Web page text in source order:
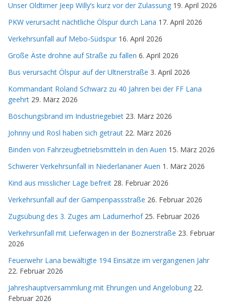
Unser Oldtimer Jeep Willy’s kurz vor der Zulassung 19. April 2026
PKW verursacht nächtliche Ölspur durch Lana 17. April 2026
Verkehrsunfall auf Mebo-Südspur 16. April 2026
Große Äste drohne auf Straße zu fallen 6. April 2026
Bus verursacht Ölspur auf der Ultnerstraße 3. April 2026
Kommandant Roland Schwarz zu 40 Jahren bei der FF Lana
geehrt 29. März 2026
Böschungsbrand im Industriegebiet 23. März 2026
Johnny und Rosl haben sich getraut 22. März 2026
Binden von Fahrzeugbetriebsmitteln in den Auen 15. März 2026
Schwerer Verkehrsunfall in Niederlananer Auen 1. März 2026
Kind aus misslicher Lage befreit 28. Februar 2026
Verkehrsunfall auf der Gampenpassstraße 26. Februar 2026
Zugsübung des 3. Zuges am Ladurnerhof 25. Februar 2026
Verkehrsunfall mit Lieferwagen in der Boznerstraße 23. Februar
2026
Feuerwehr Lana bewältigte 194 Einsätze im vergangenen Jahr
22. Februar 2026
Jahreshauptversammlung mit Ehrungen und Angelobung 22.
Februar 2026